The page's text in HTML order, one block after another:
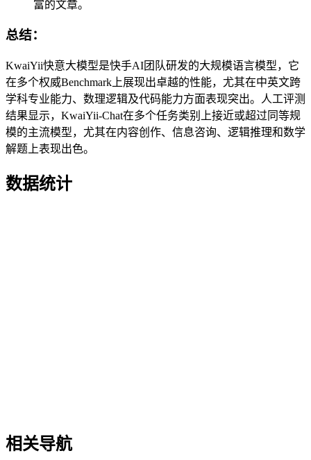
富的文章。
总结：
KwaiYii快意大模型是快手AI团队研发的大规模语言模型，它
在多个权威Benchmark上展现出卓越的性能，尤其在中英文跨
学科专业能力、数理逻辑及代码能力方面表现突出。人工评测
结果显示，KwaiYii-Chat在多个任务类别上接近或超过同等规
模的主流模型，尤其在内容创作、信息咨询、逻辑推理和数学
解题上表现出色。
数据统计
相关导航